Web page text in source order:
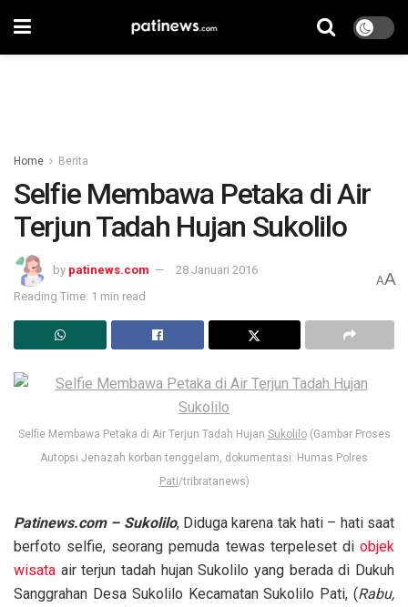
Home Berita
Selfie Membawa Petaka di Air
Terjun Tadah Hujan Sukolilo
by patinews.com
28 Januari 2016
Reading Time: 1 min read
AA
Selfie Membawa Petaka di Air Terjun Tadah Hujan Sukolilo(Gambar Proses
Autopsi Jenazah korban tenggelam, dokumentasi: Humas Polres
Pati/tribratanews)
Patinews.com – Sukolilo, Diduga karena tak hati – hati saat
berfoto selfie, seorang pemuda tewas terpeleset di objek
wisata air terjun tadah hujan Sukolilo yang berada di Dukuh
Sanggrahan Desa Sukolilo Kecamatan Sukolilo Pati, (Rabu,